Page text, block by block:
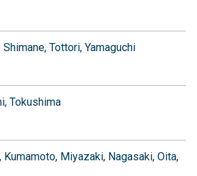
Shimane Tottori Yamaguchi
Tokushima
Kumamoto Miyazaki Nagasaki Oita